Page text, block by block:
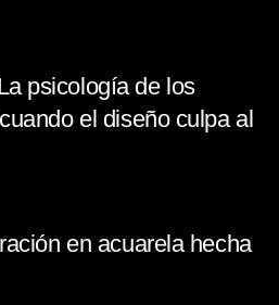
psicología de los
el diseño culpa al
en acuarela hecha